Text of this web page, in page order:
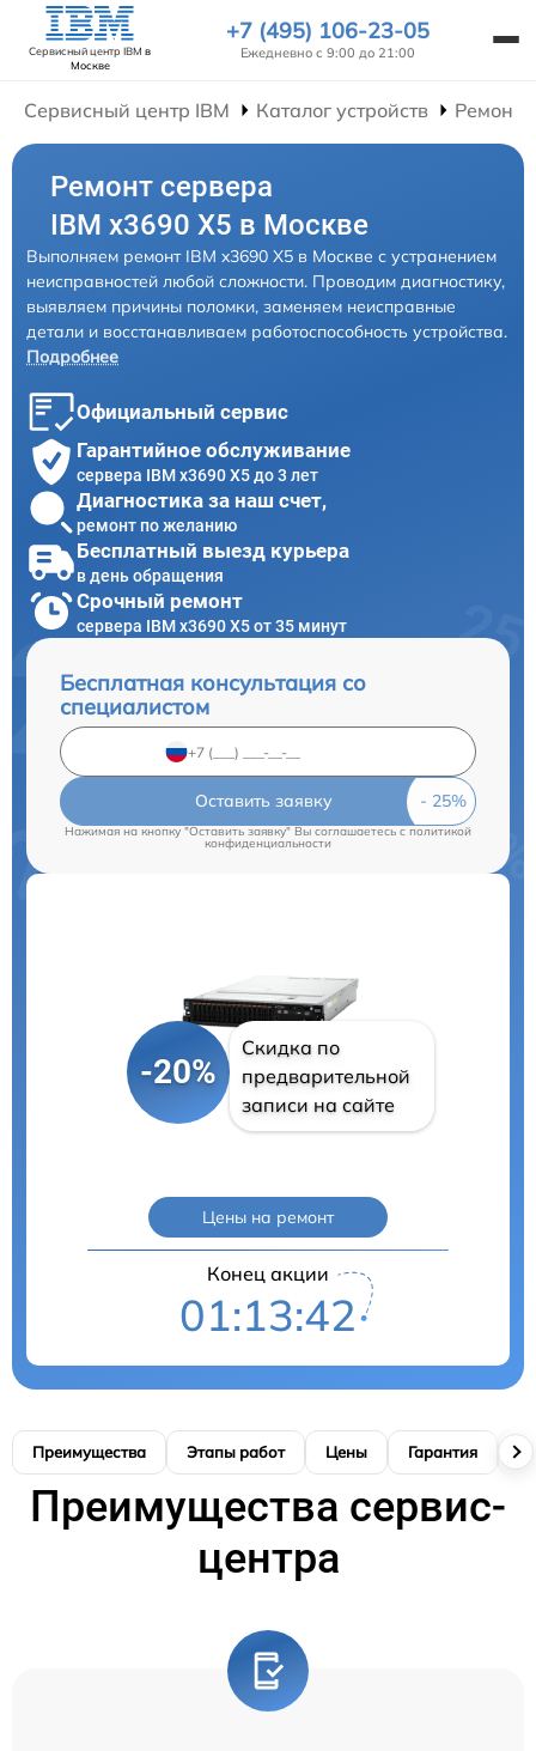
Сервисный центр IBM в
Москве
+7 (495) 106-23-05
Ежедневно с 9:00 до 21:00
Сервисный центр IBM Каталог устройств Ремонт
Ремонт сервера
IBM x3690 X5 в Москве
Выполняем ремонт IBM x3690 X5 в Москве с устранением
неисправностей любой сложности. Проводим диагностику,
выявляем причины поломки, заменяем неисправные
детали и восстанавливаем работоспособность устройства.
Подробнее
Официальный сервис
Гарантийное обслуживание
сервера IBM x3690 X5 до 3 лет
Диагностика за наш счет,
ремонт по желанию
Бесплатный выезд курьера
в день обращения
Срочный ремонт
сервера IBM x3690 X5 от 35 минут
Бесплатная консультация со
специалистом
Оставить заявку
Нажимая на кнопку "Оставить заявку" Вы соглашаетесь c политикой
конфиденциальности
-20%
Скидка по
предварительной
записи на сайте
Цены на ремонт
Конец акции
01:13:41
Преимущества Этапы работ Цены Гарантия
Преимущества сервис-
центра